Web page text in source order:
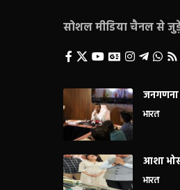
सोशल मीडिया चैनल से
भारत
आशा
भारत